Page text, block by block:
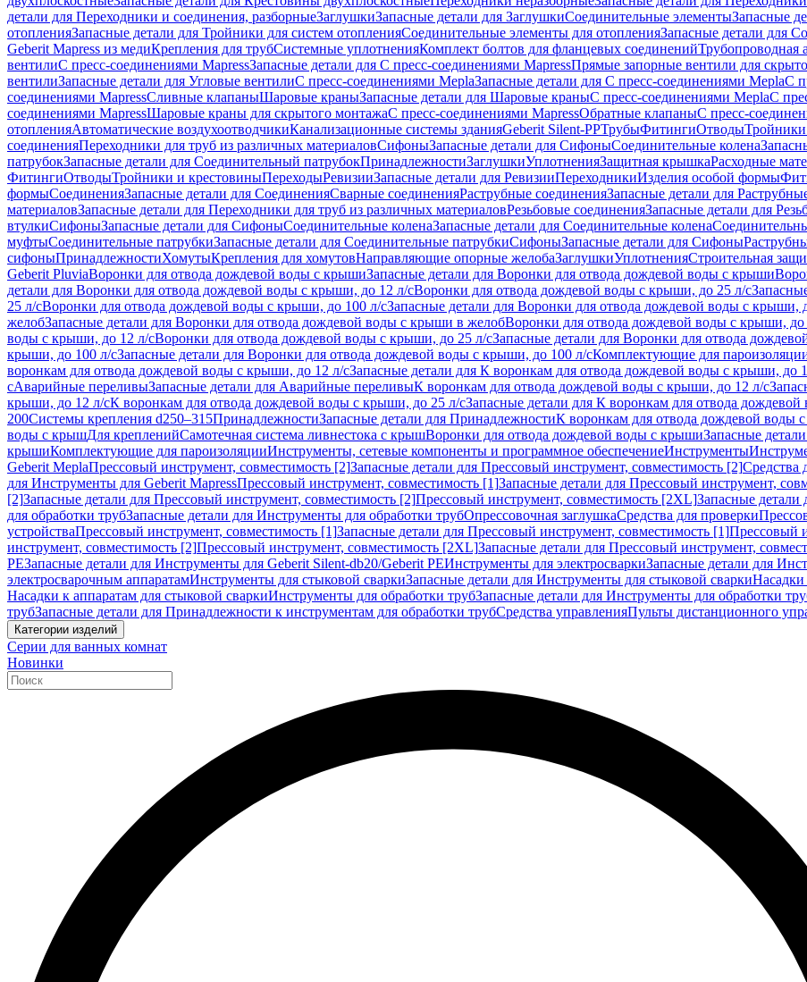
детали для Переходники и соединения, разборныеЗаглушкиЗапасные детали для ЗаглушкиСоединительные элементыЗапасные
отопленияЗапасные детали для Тройники для систем отопленияСоединительные элементы для отопленияЗапасные детали для
Geberit Mapress из медиКрепления для трубСистемные уплотненияКомплект болтов для фланцевых соединенийТрубопроводная
вентилиС пресс-соединениями MapressЗапасные детали для С пресс-соединениями MapressПрямые запорные вентили для
вентилиЗапасные детали для Угловые вентилиС пресс-соединениями MeplaЗапасные детали для С пресс-соединениями MeplaС
соединениями MapressСливные клапаныШаровые краныЗапасные детали для Шаровые краныС пресс-соединениями MeplaС
соединениями MapressШаровые краны для скрытого монтажаС пресс-соединениями MapressОбратные клапаныС пресс-
отопленияАвтоматические воздухоотводчикиКанализационные системы зданияGeberit Silent-PPТрубыФитингиОтводы
соединенияПереходники для труб из различных материаловСифоныЗапасные детали для СифоныСоединительные колена
патрубокЗапасные детали для Соединительный патрубокПринадлежностиЗаглушкиУплотненияЗащитная крышкаРасходные
ФитингиОтводыТройники и крестовиныПереходыРевизииЗапасные детали для РевизииПереходникиИзделия особой формы
формыСоединенияЗапасные детали для СоединенияСварные соединенияРаструбные соединенияЗапасные детали для
материаловЗапасные детали для Переходники для труб из различных материаловРезьбовые соединенияЗапасные детали для
втулкиСифоныЗапасные детали для СифоныСоединительные коленаЗапасные детали для Соединительные колена
муфтыСоединительные патрубкиЗапасные детали для Соединительные патрубкиСифоныЗапасные детали для Сифоны
сифоныПринадлежностиХомутыКрепления для хомутовНаправляющие опорные желобаЗаглушкиУплотненияСтроительная
Geberit PluviaВоронки для отвода дождевой воды с крышиЗапасные детали для Воронки для отвода дождевой воды с крыши
детали для Воронки для отвода дождевой воды с крыши, до 12 л/сВоронки для отвода дождевой воды с крыши, до 25 л/с
25 л/сВоронки для отвода дождевой воды с крыши, до 100 л/сЗапасные детали для Воронки для отвода дождевой воды с крыши,
желобЗапасные детали для Воронки для отвода дождевой воды с крыши в желобВоронки для отвода дождевой воды с крыши, до
воды с крыши, до 12 л/сВоронки для отвода дождевой воды с крыши, до 25 л/сЗапасные детали для Воронки для отвода
крыши, до 100 л/сЗапасные детали для Воронки для отвода дождевой воды с крыши, до 100 л/сКомплектующие для
воронкам для отвода дождевой воды с крыши, до 12 л/сЗапасные детали для К воронкам для отвода дождевой воды с крыши, до
сАварийные переливыЗапасные детали для Аварийные переливыК воронкам для отвода дождевой воды с крыши, до 12 л/с
крыши, до 12 л/сК воронкам для отвода дождевой воды с крыши, до 25 л/сЗапасные детали для К воронкам для отвода
200Системы крепления d250–315ПринадлежностиЗапасные детали для ПринадлежностиК воронкам для отвода дождевой воды
воды с крышДля крепленийСамотечная система ливнестока с крышВоронки для отвода дождевой воды с крышиЗапасные
крышиКомплектующие для пароизоляцииИнструменты, сетевые компоненты и программное обеспечениеИнструменты
Geberit MeplaПрессовый инструмент, совместимость [2]Запасные детали для Прессовый инструмент, совместимость [2]Средства
для Инструменты для Geberit MapressПрессовый инструмент, совместимость [1]Запасные детали для Прессовый инструмент,
[2]Запасные детали для Прессовый инструмент, совместимость [2]Прессовый инструмент, совместимость [2XL]Запасные
для обработки трубЗапасные детали для Инструменты для обработки трубОпрессовочная заглушкаСредства для проверки
устройстваПрессовый инструмент, совместимость [1]Запасные детали для Прессовый инструмент, совместимость [1]Прессовый
инструмент, совместимость [2]Прессовый инструмент, совместимость [2XL]Запасные детали для Прессовый инструмент,
PEЗапасные детали для Инструменты для Geberit Silent-db20/Geberit PEИнструменты для электросваркиЗапасные детали для
электросварочным аппаратамИнструменты для стыковой сваркиЗапасные детали для Инструменты для стыковой сваркиНасадки
Насадки к аппаратам для стыковой сваркиИнструменты для обработки трубЗапасные детали для Инструменты для обработки
трубЗапасные детали для Принадлежности к инструментам для обработки трубСредства управленияПульты дистанционного
Категории изделий
Серии для ванных комнат
Новинки